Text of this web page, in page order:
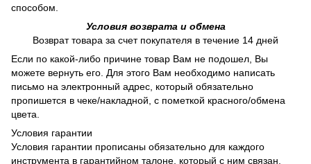
способом.
Условия возврата и обмена
Возврат товара за счет покупателя в течение 14 дней
Если по какой-либо причине товар Вам не подошел, Вы
можете вернуть его. Для этого Вам необходимо написать
письмо на электронный адрес, который обязательно
пропишется в чеке/накладной, с пометкой красного/обмена
цвета.
Условия гарантии
Условия гарантии прописаны обязательно для каждого
инструмента в гарантийном талоне, который с ним связан.